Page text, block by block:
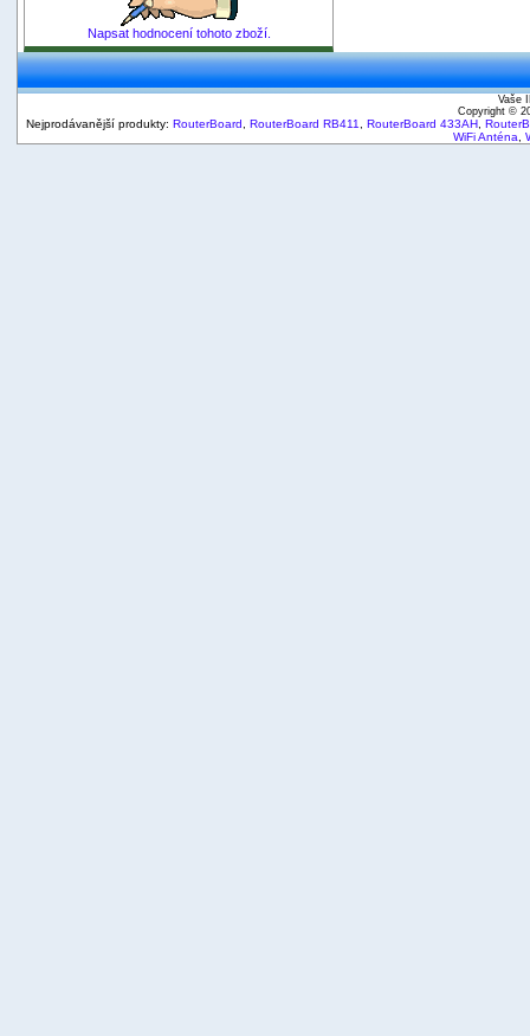
Napsat hodnocení tohoto zboží.
Vaše
Copyright ©
Nejprodávanější produkty: RouterBoard RouterBoard RB411 RouterBoard 433AH
WiFi Anténa